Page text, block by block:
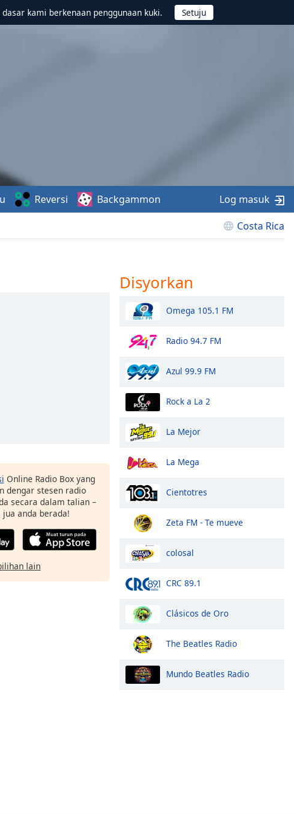
kami berkenaan penggunaan kuki.
Costa Rica
Reversi Backgammon Log masuk
Online Radio Box yang
dengar stesen radio
secara dalam talian –
anda berada!
lain
Disyorkan
Omega 105.1 FM
Radio 94.7 FM
Azul 99.9 FM
Rock a La 2
La Mejor
La Mega
Cientotres
Zeta FM - Te mueve
colosal
CRC 89.1
Clásicos de Oro
The Beatles Radio
Mundo Beatles Radio